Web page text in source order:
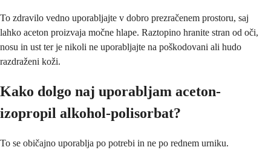
To zdravilo vedno uporabljajte v dobro prezračenem prostoru, saj
lahko aceton proizvaja močne hlape. Raztopino hranite stran od oči,
nosu in ust ter je nikoli ne uporabljajte na poškodovani ali hudo
razdraženi koži.
Kako dolgo naj uporabljam aceton-
izopropil alkohol-polisorbat?
To se običajno uporablja po potrebi in ne po rednem urniku.